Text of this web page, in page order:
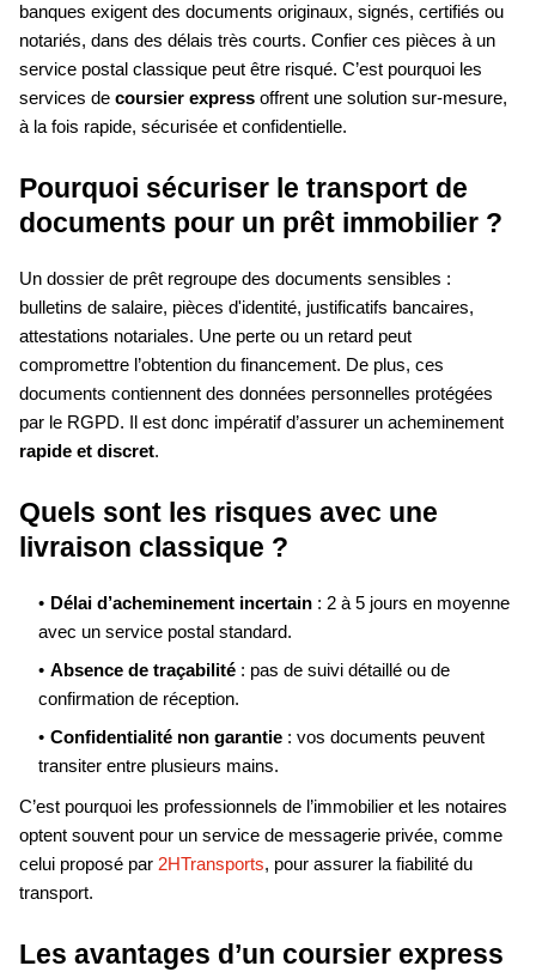
banques exigent des documents originaux, signés, certifiés ou
notariés, dans des délais très courts. Confier ces pièces à un
service postal classique peut être risqué. C’est pourquoi les
services de coursier express offrent une solution sur-mesure,
à la fois rapide, sécurisée et confidentielle.
Pourquoi sécuriser le transport de
documents pour un prêt immobilier ?
Un dossier de prêt regroupe des documents sensibles :
bulletins de salaire, pièces d'identité, justificatifs bancaires,
attestations notariales. Une perte ou un retard peut
compromettre l’obtention du financement. De plus, ces
documents contiennent des données personnelles protégées
par le RGPD. Il est donc impératif d’assurer un acheminement
rapide et discret.
Quels sont les risques avec une
livraison classique ?
Délai d’acheminement incertain : 2 à 5 jours en moyenne
avec un service postal standard.
Absence de traçabilité : pas de suivi détaillé ou de
confirmation de réception.
Confidentialité non garantie : vos documents peuvent
transiter entre plusieurs mains.
C’est pourquoi les professionnels de l’immobilier et les notaires
optent souvent pour un service de messagerie privée, comme
celui proposé par 2HTransports, pour assurer la fiabilité du
transport.
Les avantages d’un coursier express